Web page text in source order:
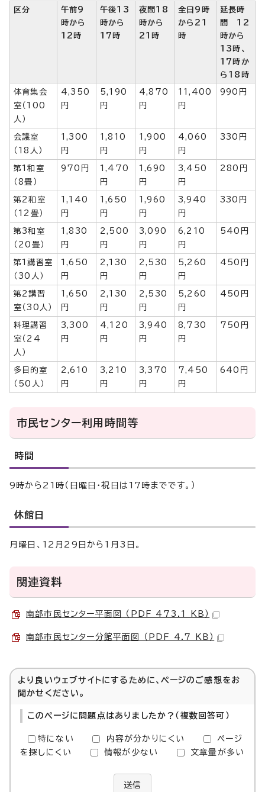
区分
午前9
時から
12時
午後13
時から
17時
夜間18
時から
21時
全日9時
から21
時
延長時
間 12
時から
13時、
17時か
ら18時
体育集会
室（100
人）
4,350
円
5,190
円
4,870
円
11,400
円
990円
会議室
（18人）
1,300
円
1,810
円
1,900
円
4,060
円
330円
第1和室
（8畳）
970円
1,470
円
1,690
円
3,450
円
280円
第2和室
（12畳）
1,140
円
1,650
円
1,960
円
3,940
円
330円
第3和室
（20畳）
1,830
円
2,500
円
3,090
円
6,210
円
540円
第1講習室
（30人）
1,650
円
2,130
円
2,530
円
5,260
円
450円
第2講習
室（30人）
1,650
円
2,130
円
2,530
円
5,260
円
450円
料理講習
室（24
人）
3,300
円
4,120
円
3,940
円
8,730
円
750円
多目的室
（50人）
2,610
円
3,210
円
3,370
円
7,450
円
640円
市民センター利用時間等
時間
9時から21時（日曜日・祝日は17時までです。）
休館日
月曜日、12月29日から1月3日。
関連資料
南部市民センター平面図 （PDF 473.1 KB）
南部市民センター分館平面図 （PDF 4.7 KB）
より良いウェブサイトにするために、ページのご感想をお
聞かせください。
このページに問題点はありましたか？（複数回答可）
特にない 内容が分かりにくい
ページ
を探しにくい
情報が少ない 文章量が多い
送信